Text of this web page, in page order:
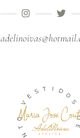
V
E S T I D
O
S
D
N
T
O